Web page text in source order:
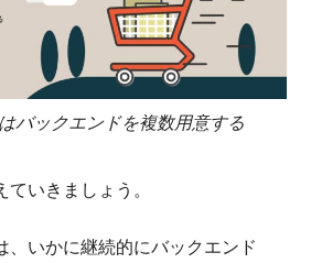
バックエンドを複数用意する
ていきましょう。
、いかに継続的にバックエンド